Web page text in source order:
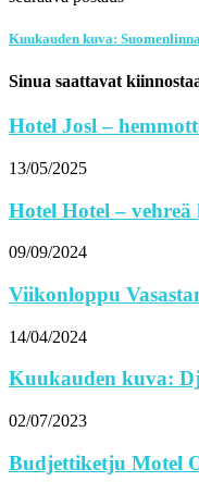
Kuukauden kuva:
Sinua saattavat
Hotel Josl –
13/05/2025
Hotel Hotel – vehreä
09/09/2024
Viikonloppu
14/04/2024
Kuukauden kuva:
02/07/2023
Budjettiketju Motel